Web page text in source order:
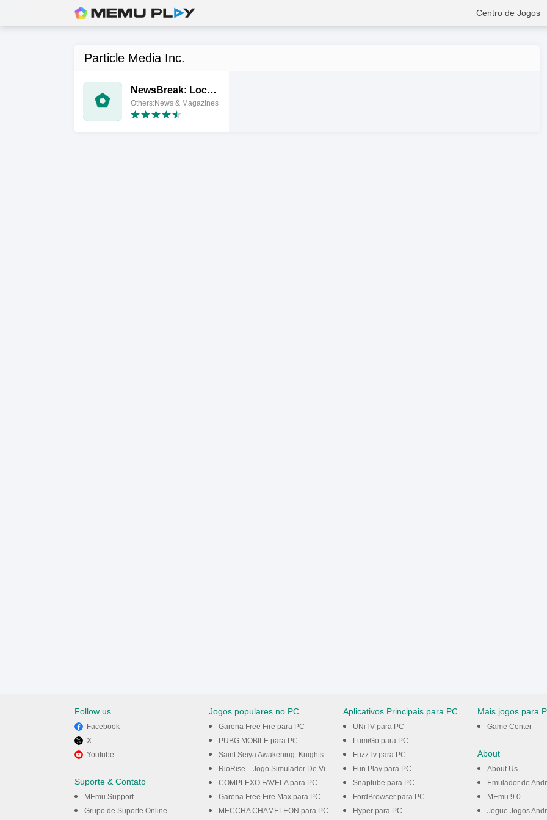
Centro de Jogos
Particle Media Inc.
NewsBreak: Local News & Alerts
Others:News & Magazines
Follow us
Facebook
X
Youtube
Suporte & Contato
MEmu Support
Grupo de Suporte Online
Jogos populares no PC
Garena Free Fire para PC
PUBG MOBILE para PC
Saint Seiya Awakening: Knights of the Zodiac para PC
RioRise－Jogo Simulador De Vida para PC
COMPLEXO FAVELA para PC
Garena Free Fire Max para PC
MECCHA CHAMELEON para PC
Aplicativos Principais para PC
UNiTV para PC
LumiGo para PC
FuzzTv para PC
Fun Play para PC
Snaptube para PC
FordBrowser para PC
Hyper para PC
Mais jogos para
Game Center
About
About Us
Emulador de
MEmu 9.0
Jogue Jogos